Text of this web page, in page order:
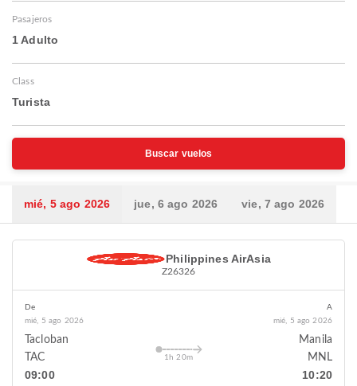
Pasajeros
1 Adulto
Class
Turista
Buscar vuelos
mié, 5 ago 2026 jue, 6 ago 2026 vie, 7 ago 2026
Philippines AirAsia
Z26326
De
mié, 5 ago 2026
Tacloban
TAC
09:00
1h 20m
A
mié, 5 ago 2026
Manila
MNL
10:20